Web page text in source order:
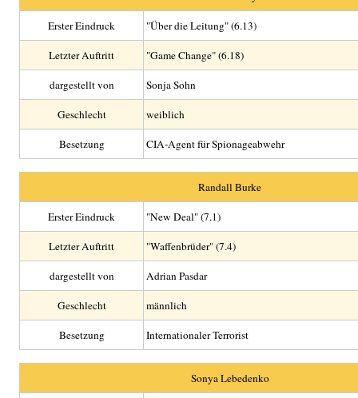
Erster Eindruck "Über die Leitung" (6.13)
Letzter Auftritt "Game Change" (6.18)
dargestellt von Sonja Sohn
Geschlecht weiblich
Besetzung CIA-Agent für Spionageabwehr
Randall Burke
Erster Eindruck "New Deal" (7.1)
Letzter Auftritt "Waffenbrüder" (7.4)
dargestellt von Adrian Pasdar
Geschlecht männlich
Besetzung Internationaler Terrorist
Sonya Lebedenko